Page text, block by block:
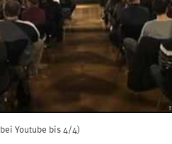
Youtube bis 4/4)